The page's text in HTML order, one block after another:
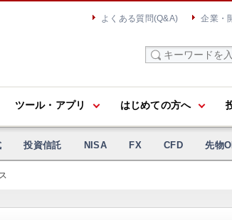
よくある質問(Q&A) 企業・
ツール・アプリ はじめての方へ
投資信託 NISA FX CFD 先物